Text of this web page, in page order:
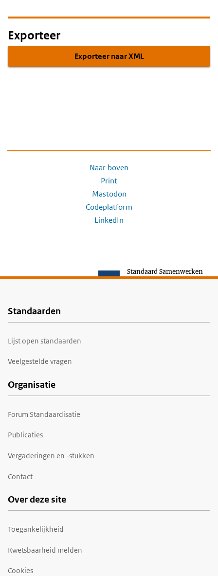
Exporteer
Exporteer naar XML
Naar boven
Print
Mastodon
Codeplatform
LinkedIn
Standaard Samenwerken
Voet
Standaarden
Lijst open standaarden
Veelgestelde vragen
Organisatie
Forum Standaardisatie
Publicaties
Vergaderingen en -stukken
Contact
Over deze site
Toegankelijkheid
Kwetsbaarheid melden
Cookies